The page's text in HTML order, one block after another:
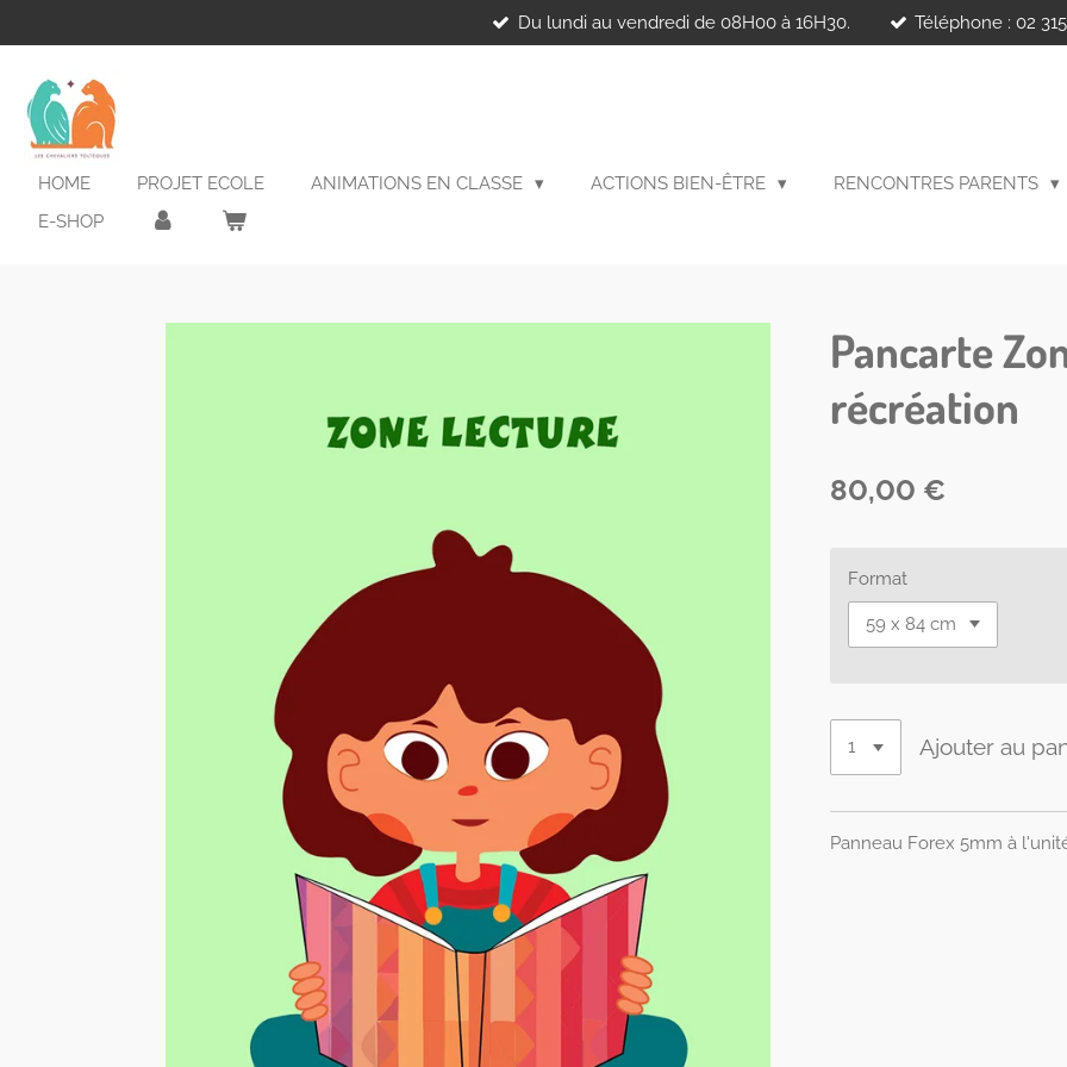
au
contenu
principal
Du lundi au vendredi de 08H00 à 16H30. Téléphone : 02
HOME PROJET ECOLE ANIMATIONS EN CLASSE ACTIONS BIEN-ÊTRE RENCONTRES PARENTS
E-SHOP
Pancarte
récréation
80,00 €
Format
Ajouter au
Panneau Forex 5mm à